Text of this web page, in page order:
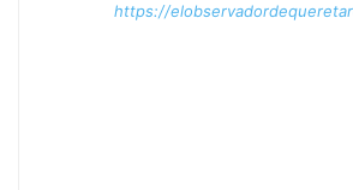
https://